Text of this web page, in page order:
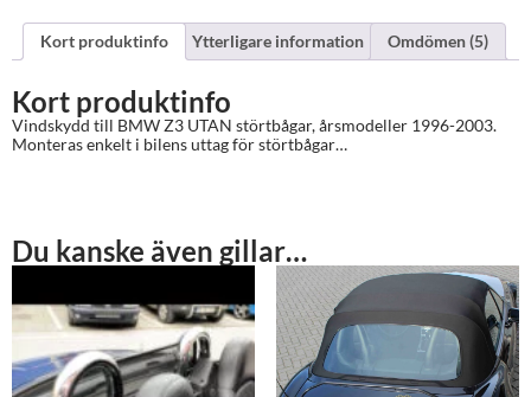
Kort produktinfo Ytterligare information Omdömen (5)
Kort produktinfo
Vindskydd till BMW Z3 UTAN störtbågar, årsmodeller 1996-2003.
Monteras enkelt i bilens uttag för störtbågar…
Du kanske även gillar…